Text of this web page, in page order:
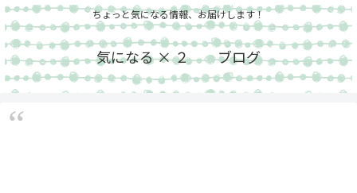
ちょっと気になる情報、お届けします！
気になる × ２ ブログ